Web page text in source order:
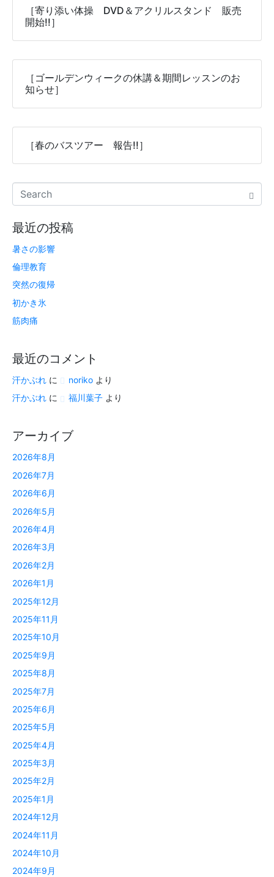
［寄り添い体操 DVD＆アクリルスタンド 販売
開始!!］
［ゴールデンウィークの休講＆期間レッスンのお
知らせ］
［春のバスツアー 報告!!］
最近の投稿
暑さの影響
倫理教育
突然の復帰
初かき氷
筋肉痛
最近のコメント
汗かぶれ に norikoより
汗かぶれ に 福川葉子より
アーカイブ
2026年8月
2026年7月
2026年6月
2026年5月
2026年4月
2026年3月
2026年2月
2026年1月
2025年12月
2025年11月
2025年10月
2025年9月
2025年8月
2025年7月
2025年6月
2025年5月
2025年4月
2025年3月
2025年2月
2025年1月
2024年12月
2024年11月
2024年10月
2024年9月